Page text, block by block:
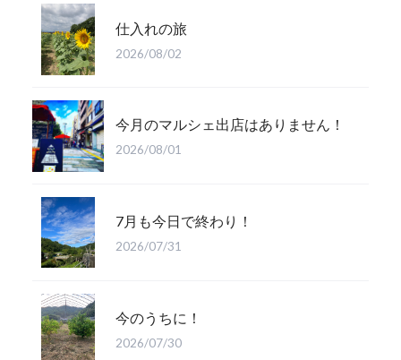
仕入れの旅
2026/08/02
今月のマルシェ出店はありません！
2026/08/01
7月も今日で終わり！
2026/07/31
今のうちに！
2026/07/30